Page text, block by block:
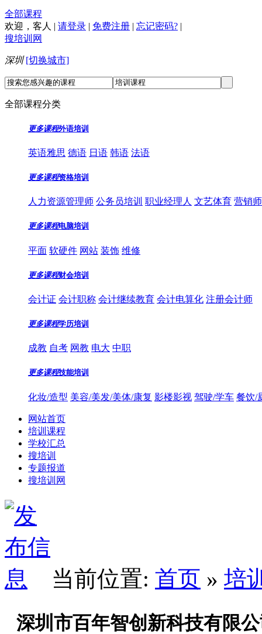
全部课程
欢迎， 客人 | 请登录 | 免费注册 | 忘记密码? |
搜培训网
深圳 [切换城市]
全部课程分类
更多课程外语培训
英语雅思 德语 日语 韩语 法语
更多课程资格培训
人力资源管理师 公务员培训 职业经理人 文艺体育 营销
更多课程电脑培训
平面 软硬件 网站 装饰 维修
更多课程财会培训
会计证 会计职称 会计继续教育 会计电算化 注册会计师
更多课程学历培训
成教 自考 网教 电大 中职
更多课程技能培训
化妆/造型 美容/美发/美体/康复 影楼影视 驾驶/学车 餐饮/
网站首页
培训课程
学校汇总
搜培训
专题报道
搜培训网
当前位置: 首页 » 培
深圳市百年智创新科技有限